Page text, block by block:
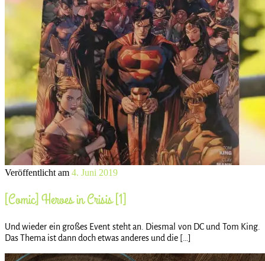
Veröffentlicht am 4. Juni 2019
[Comic] Heroes in Crisis [1]
Und wieder ein großes Event steht an. Diesmal von DC und Tom King.
Das Thema ist dann doch etwas anderes und die […]